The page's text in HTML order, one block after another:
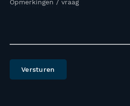
Opmerkingen / vraag
Versturen